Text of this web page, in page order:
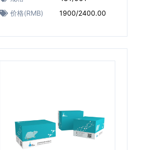
价格(RMB)
1900/2400.00